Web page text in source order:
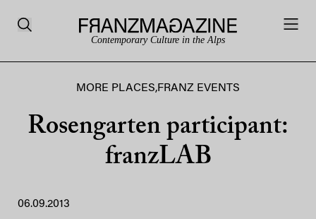
Contemporary Culture in the Alps
MORE PLACES,FRANZ EVENTS
Rosengarten participant:
franzLAB
06.09.2013